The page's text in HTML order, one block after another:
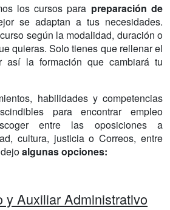
los cursos para preparación de
se adaptan a tus necesidades.
según la modalidad, duración o
quieras. Solo tienes que rellenar el
así la formación que cambiará tu
habilidades y competencias
para encontrar empleo
entre las oposiciones a
cultura, justicia o Correos, entre
algunas opciones:
y Auxiliar Administrativo